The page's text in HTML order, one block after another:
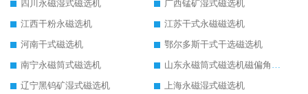
四川永磁湿式磁选机
广西锰矿湿式磁选机
江西干粉永磁选机
江苏干式永磁磁选机
河南干式磁选机
鄂尔多斯干式干选磁选机
南宁永磁筒式磁选机
山东永磁筒式磁选机磁偏角怎么调整
辽宁黑钨矿湿式磁选机
上海永磁湿式磁选机